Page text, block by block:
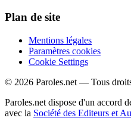
Plan de site
Mentions légales
Paramètres cookies
Cookie Settings
© 2026 Paroles.net — Tous
Paroles.net dispose d'un accord
avec la Société des Editeurs et